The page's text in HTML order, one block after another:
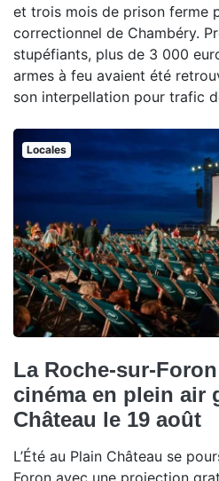
et trois mois de prison ferme
correctionnel de Chambéry.
stupéfiants, plus de 3 000
armes à feu avaient été
son interpellation pour trafic
Locales
La Roche-sur-
cinéma en plein air
Château le 19 août
L’Été au Plain Château se
Foron avec une projection